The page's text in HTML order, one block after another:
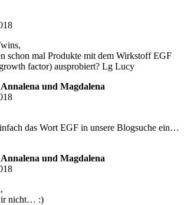
schon mal Produkte mit dem Wirkstoff EGF
factor) ausprobiert? Lg Lucy
und Magdalena
das Wort EGF in unsere Blogsuche ein…
und Magdalena
nicht… :)